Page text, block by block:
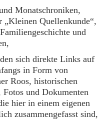
Monatschroniken,
„Kleinen Quellenkunde“,
und
sich direkte Links auf
in Form von
Roos, historischen
und Dokumenten
hier in einem eigenen
zusammengefasst sind,